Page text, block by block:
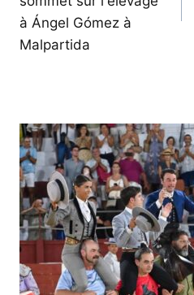
à Ángel Gómez à
Malpartida